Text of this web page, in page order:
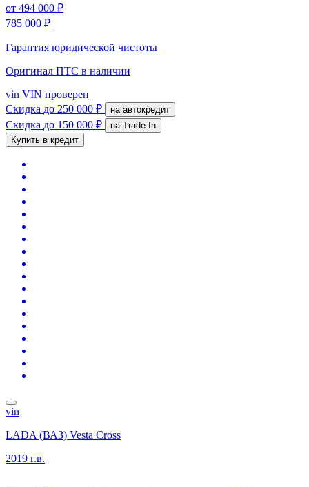
от 494 000 ₽
785 000 ₽
Гарантия юридической чистоты
Оригинал ПТС в наличии
vin VIN проверен
Скидка до 250 000 ₽ на автокредит
Скидка до 150 000 ₽
на Trade-In
Купить в кредит
vin
LADA (ВАЗ) Vesta Cross
2019 г.в.